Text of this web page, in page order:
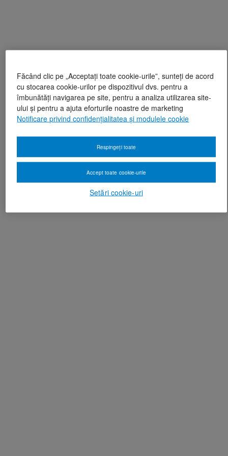
Făcând clic pe „Acceptați toate cookie-urile”, sunteți de acord
cu stocarea cookie-urilor pe dispozitivul dvs. pentru a
îmbunătăți navigarea pe site, pentru a analiza utilizarea site-
ului și pentru a ajuta eforturile noastre de marketing
Notificare privind confidențialitatea și modulele cookie
Setări cookie-uri
Respingeți toate
Accept toate cookie-urile